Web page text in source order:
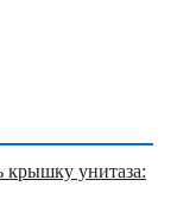
крышку унитаза: